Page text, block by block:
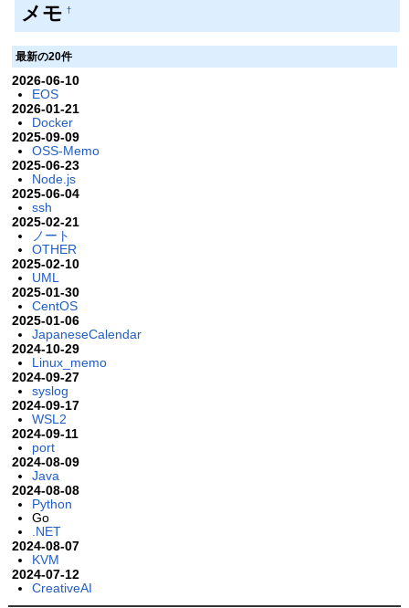
メモ †
最新の20件
2026-06-10
EOS
2026-01-21
Docker
2025-09-09
OSS-Memo
2025-06-23
Node.js
2025-06-04
ssh
2025-02-21
ノート
OTHER
2025-02-10
UML
2025-01-30
CentOS
2025-01-06
JapaneseCalendar
2024-10-29
Linux_memo
2024-09-27
syslog
2024-09-17
WSL2
2024-09-11
port
2024-08-09
Java
2024-08-08
Python
Go
.NET
2024-08-07
KVM
2024-07-12
CreativeAI